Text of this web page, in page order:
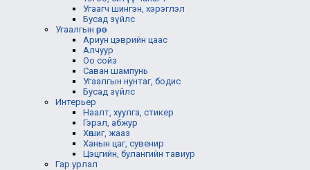
Угаагч шингэн, хэрэглэл
Бусад зүйлс
Угаалгын өрөө
Ариун цэврийн цаас
Алчуур
Оо сойз
Саван шампунь
Угаалгын нунтаг, бодис
Бусад зүйлс
Интерьер
Наалт, хуулга, стикер
Гэрэл, абжур
Хөшиг, жааз
Ханын цаг, сувенир
Цэцгийн, булангийн тавиур
Гар урлал